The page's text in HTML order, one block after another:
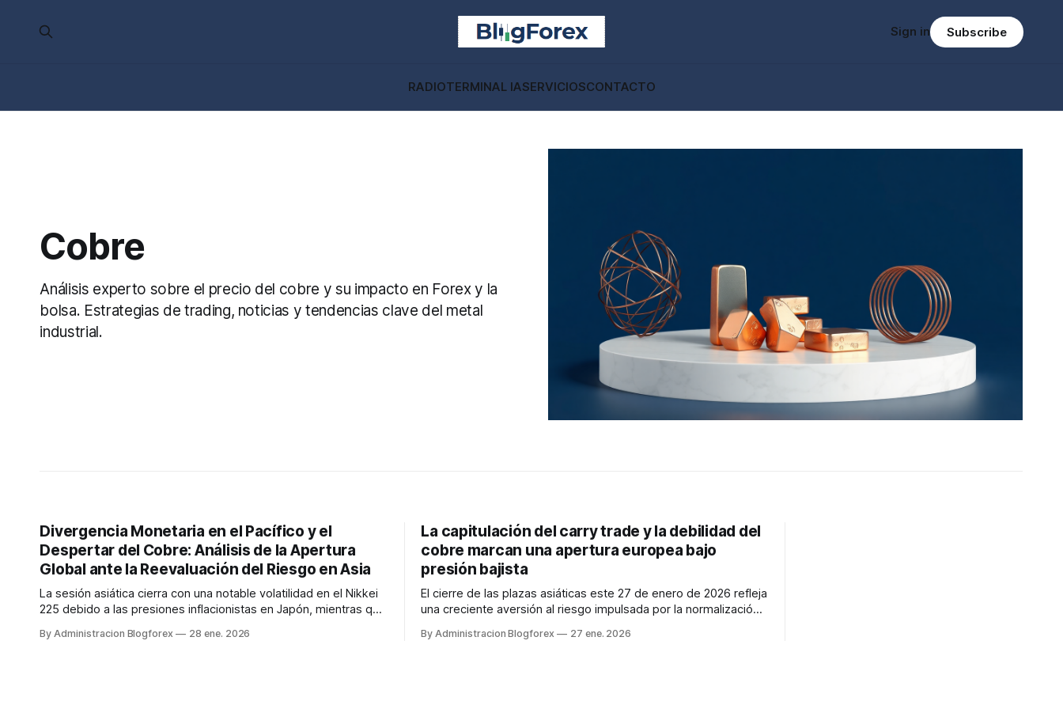
RADIOTERMINAL IASERVICIOSCONTACTO
Sign in Subscribe
Cobre
Análisis experto sobre el precio del cobre y su impacto en Forex y la
bolsa. Estrategias de trading, noticias y tendencias clave del metal
industrial.
Divergencia Monetaria en el Pacífico y el
Despertar del Cobre: Análisis de la Apertura
Global ante la Reevaluación del Riesgo en Asia
La sesión asiática cierra con una notable volatilidad en el Nikkei
225 debido a las presiones inflacionistas en Japón, mientras que
de datos. Europa abre con cautela ante la debilidad del Euro
By Administracion Blogforex 28 ene. 2026
La capitulación del carry trade y la debilidad del
cobre marcan una apertura europea bajo
presión bajista
El cierre de las plazas asiáticas este 27 de enero de 2026 refleja
una creciente aversión al riesgo impulsada por la normalización
chino, impactando directamente en la cotización del EUR/JPY y
By Administracion Blogforex 27 ene. 2026